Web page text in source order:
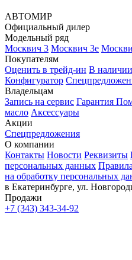
АВТОМИР
Официальный дилер
Модельный ряд
Москвич 3 Москвич 3е
Покупателям
Оценить в трейд-ин В наличии
Конфигуратор
Владельцам
Запись на сервис Гарантия
масло Аксессуары
Акции
Спецпредложения
О компании
Контакты Новости Реквизиты
персональных данных
на обработку персональных
в Екатеринбурге, ул.
Продажи
+7 (343) 343-34-92